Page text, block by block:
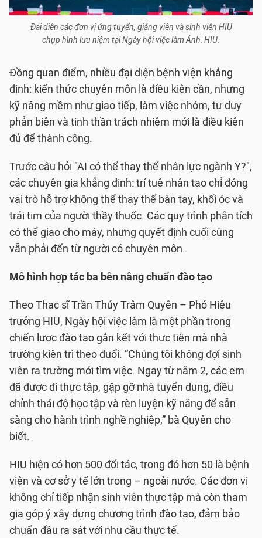
Đại diện các đơn vị ứng tuyển, giảng viên và sinh viên HIU
chụp hình lưu niệm tại Ngày hội việc làm Ảnh: HIU.
Đồng quan điểm, nhiều đại diện bệnh viện khẳng
định: kiến thức chuyên môn là điều kiện cần, nhưng
kỹ năng mềm như giao tiếp, làm việc nhóm, tư duy
phản biện và tinh thần trách nhiệm mới là điều kiện
đủ để thành công.
Trước câu hỏi "AI có thể thay thế nhân lực ngành Y?",
các chuyên gia khẳng định: trí tuệ nhân tạo chỉ đóng
vai trò hỗ trợ không thể thay thế bàn tay, khối óc và
trái tim của người thầy thuốc. Các quy trình phân tích
có thể giao cho máy, nhưng quyết định cuối cùng
vẫn phải đến từ người có chuyên môn.
Mô hình hợp tác ba bên nâng chuẩn đào tạo
Theo Thạc sĩ Trần Thúy Trâm Quyên – Phó Hiệu
trưởng HIU, Ngày hội việc làm là một phần trong
chiến lược đào tạo gắn kết với thực tiễn mà nhà
trường kiên trì theo đuổi. “Chúng tôi không đợi sinh
viên ra trường mới tìm việc. Ngay từ năm 2, các em
đã được đi thực tập, gặp gỡ nhà tuyển dụng, điều
chỉnh thái độ học tập và rèn luyện kỹ năng để sẵn
sàng cho hành trình nghề nghiệp,” bà Quyên cho
biết.
HIU hiện có hơn 500 đối tác, trong đó hơn 50 là bệnh
viện và cơ sở y tế lớn trong – ngoài nước. Các đơn vị
không chỉ tiếp nhận sinh viên thực tập mà còn tham
gia góp ý xây dựng chương trình đào tạo, đảm bảo
chuẩn đầu ra sát với nhu cầu thực tế.